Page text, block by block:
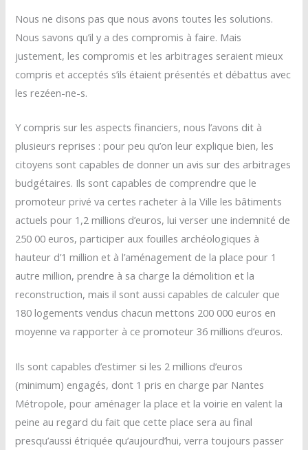
Nous ne disons pas que nous avons toutes les solutions.
Nous savons qu’il y a des compromis à faire. Mais
justement, les compromis et les arbitrages seraient mieux
compris et acceptés s’ils étaient présentés et débattus avec
les rezéen-ne-s.
Y compris sur les aspects financiers, nous l’avons dit à
plusieurs reprises : pour peu qu’on leur explique bien, les
citoyens sont capables de donner un avis sur des arbitrages
budgétaires. Ils sont capables de comprendre que le
promoteur privé va certes racheter à la Ville les bâtiments
actuels pour 1,2 millions d’euros, lui verser une indemnité de
250 00 euros, participer aux fouilles archéologiques à
hauteur d’1 million et à l’aménagement de la place pour 1
autre million, prendre à sa charge la démolition et la
reconstruction, mais il sont aussi capables de calculer que
180 logements vendus chacun mettons 200 000 euros en
moyenne va rapporter à ce promoteur 36 millions d’euros.
Ils sont capables d’estimer si les 2 millions d’euros
(minimum) engagés, dont 1 pris en charge par Nantes
Métropole, pour aménager la place et la voirie en valent la
peine au regard du fait que cette place sera au final
presqu’aussi étriquée qu’aujourd’hui, verra toujours passer